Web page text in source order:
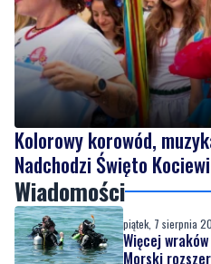
Kolorowy korowód,
Nadchodzi Święto
Wiadomości
piątek, 7 sierpnia
Więcej
Morski